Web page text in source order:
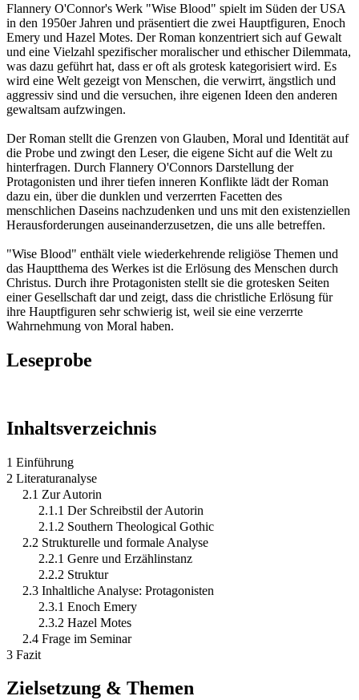
Flannery O'Connor's Werk "Wise Blood" spielt im Süden der USA
in den 1950er Jahren und präsentiert die zwei Hauptfiguren, Enoch
Emery und Hazel Motes. Der Roman konzentriert sich auf Gewalt
und eine Vielzahl spezifischer moralischer und ethischer Dilemmata,
was dazu geführt hat, dass er oft als grotesk kategorisiert wird. Es
wird eine Welt gezeigt von Menschen, die verwirrt, ängstlich und
aggressiv sind und die versuchen, ihre eigenen Ideen den anderen
gewaltsam aufzwingen.
Der Roman stellt die Grenzen von Glauben, Moral und Identität auf
die Probe und zwingt den Leser, die eigene Sicht auf die Welt zu
hinterfragen. Durch Flannery O'Connors Darstellung der
Protagonisten und ihrer tiefen inneren Konflikte lädt der Roman
dazu ein, über die dunklen und verzerrten Facetten des
menschlichen Daseins nachzudenken und uns mit den existenziellen
Herausforderungen auseinanderzusetzen, die uns alle betreffen.
"Wise Blood" enthält viele wiederkehrende religiöse Themen und
das Hauptthema des Werkes ist die Erlösung des Menschen durch
Christus. Durch ihre Protagonisten stellt sie die grotesken Seiten
einer Gesellschaft dar und zeigt, dass die christliche Erlösung für
ihre Hauptfiguren sehr schwierig ist, weil sie eine verzerrte
Wahrnehmung von Moral haben.
Leseprobe
Inhaltsverzeichnis
1 Einführung
2 Literaturanalyse
2.1 Zur Autorin
2.1.1 Der Schreibstil der Autorin
2.1.2 Southern Theological Gothic
2.2 Strukturelle und formale Analyse
2.2.1 Genre und Erzählinstanz
2.2.2 Struktur
2.3 Inhaltliche Analyse: Protagonisten
2.3.1 Enoch Emery
2.3.2 Hazel Motes
2.4 Frage im Seminar
3 Fazit
Zielsetzung & Themen